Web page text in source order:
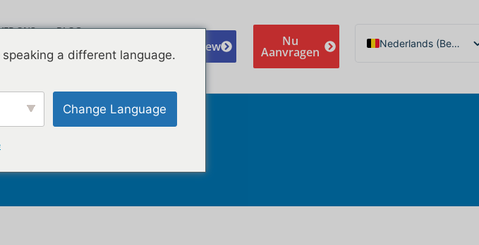
ONS BLOG
Leave A Review Nu
Aanvragen
Nederlands (België)
Norsk nynorsk
a different language.
Change Language